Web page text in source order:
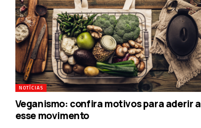
NOTÍCIAS
Veganismo: confira motivos para aderir a
esse movimento